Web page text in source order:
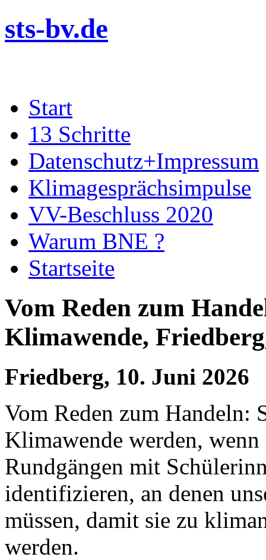
sts-bv.de
Inhalt
springenStart
13 Schritte
Datenschutz+Impressum
Klimagesprächsimpulse
VV-Beschluss 2020
Warum BNE ?
Startseite
Vom Reden zum
Klimawende,
Friedberg, 10. Juni 2026
Vom Reden zum Handeln:
Klimawende werden,
Rundgängen mit
identifizieren, an denen
müssen, damit sie zu
werden.